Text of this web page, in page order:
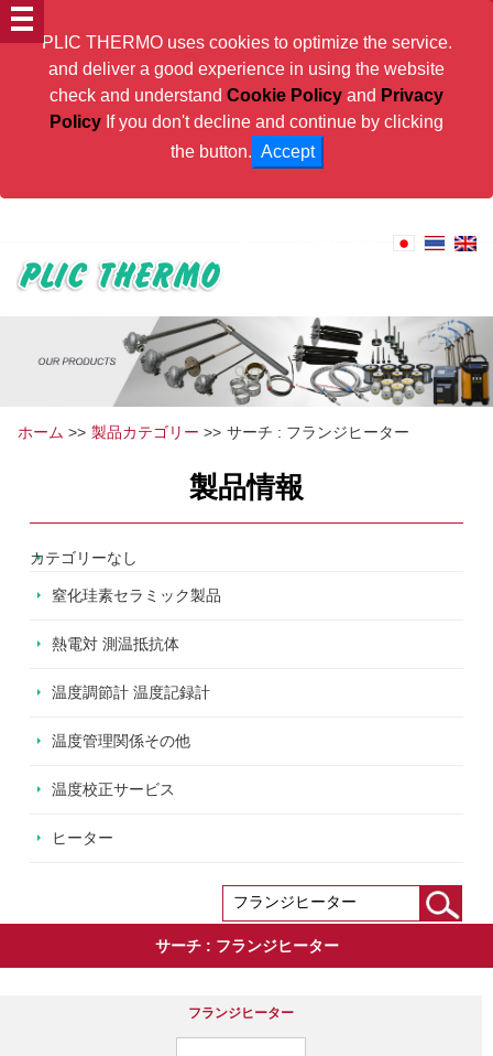
PLIC THERMO uses cookies to optimize the service.
and deliver a good experience in using the website
check and understand Cookie Policy and Privacy
Policy If you don't decline and continue by clicking
the button. Accept
ホーム >> 製品カテゴリー >> サーチ : フランジヒーター
製品情報
カテゴリーなし
窒化珪素セラミック製品
熱電対 測温抵抗体
温度調節計 温度記録計
温度管理関係その他
温度校正サービス
ヒーター
サーチ : フランジヒーター
フランジヒーター